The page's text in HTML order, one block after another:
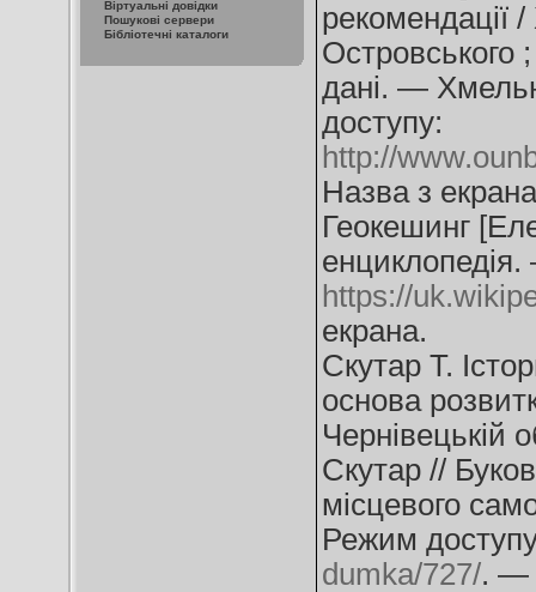
Віртуальні довідки
Пошукові сервери
Бібліотечні каталоги
дані. —
доступу:
http://
Назва з
Геокешинг
https://
екрана.
Скутар Т.
основа
Чернівецькій
Скутар //
місцевого
Режим
dumka/727/. —